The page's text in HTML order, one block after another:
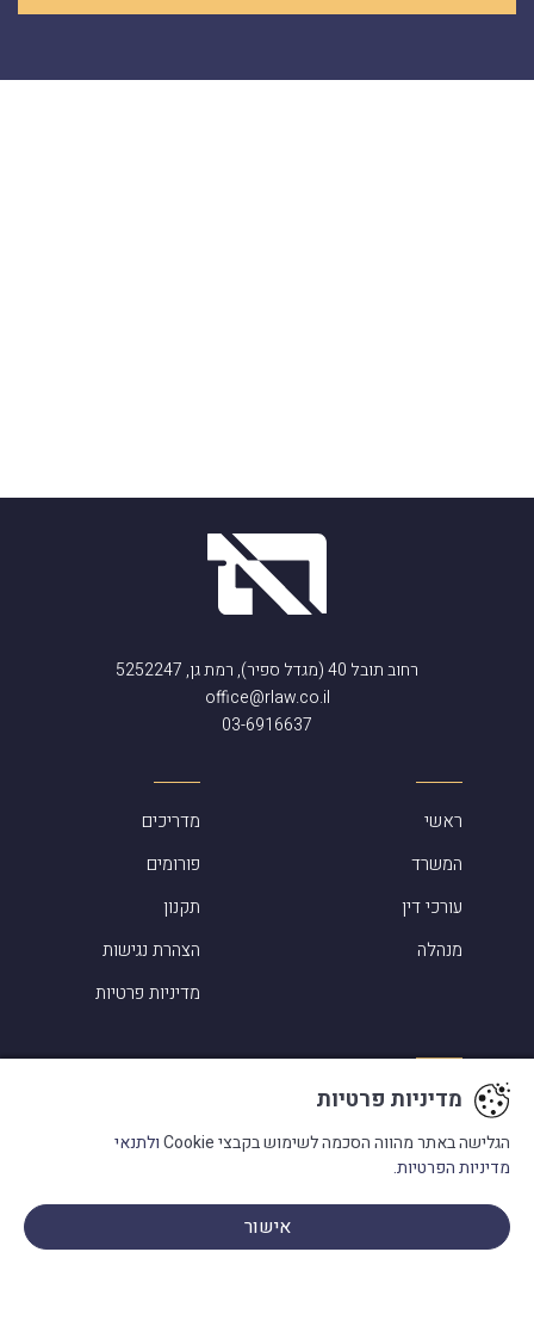
רחוב תובל 40 (מגדל ספיר), רמת גן, 5252247
office@rlaw.co.il
03-6916637
ראשי
המשרד
עורכי דין
מנהלה
מדריכים
פורומים
תקנון
הצהרת נגישות
מדיניות פרטיות
תחומי עיסוק
סיפורי הצלחה
פנו אלינו
מדיניות פרטיות
הגלישה באתר מהווה הסכמה לשימוש בקבצי Cookie
ולתנאי
מדיניות הפרטיות.
אישור